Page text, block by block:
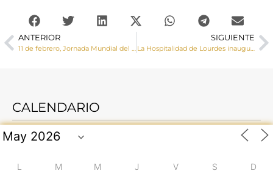
ANTERIOR
11 de febrero, Jornada Mundial del Enfermo, “La compasión del samaritano: amar llevando el dolor del otro”
SIGUIENTE
La Hospitalidad de Lourdes inaugura su 50 aniversario con una Eucaristía presidida por el Sr. Obispo
CALENDARIO
L M M J V S D